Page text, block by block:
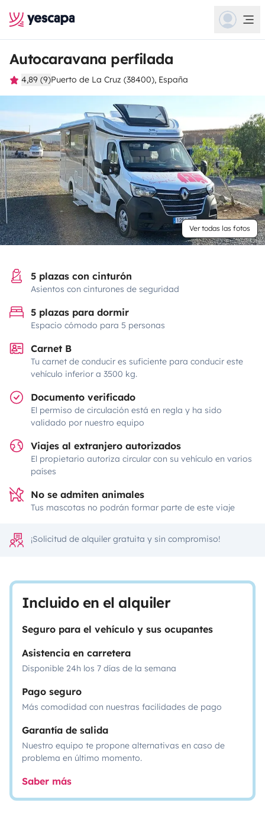
Autocaravana perfilada
4,89 (9)Puerto de La Cruz (38400), España
Ver todas las fotos
5 plazas con cinturón
Asientos con cinturones de seguridad
5 plazas para dormir
Espacio cómodo para 5 personas
Carnet B
Tu carnet de conducir es suficiente para conducir este
vehículo inferior a 3500 kg.
Documento verificado
El permiso de circulación está en regla y ha sido
validado por nuestro equipo
Viajes al extranjero autorizados
El propietario autoriza circular con su vehículo en varios
países
No se admiten animales
Tus mascotas no podrán formar parte de este viaje
¡Solicitud de alquiler gratuita y sin compromiso!
Incluido en el alquiler
Seguro para el vehículo y sus ocupantes
Asistencia en carretera
Disponible 24h los 7 días de la semana
Pago seguro
Más comodidad con nuestras facilidades de pago
Garantía de salida
Nuestro equipo te propone alternativas en caso de
problema en último momento.
Saber más